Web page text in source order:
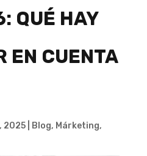
QUÉ HAY
EN CUENTA
2025| Blog, Márketing,